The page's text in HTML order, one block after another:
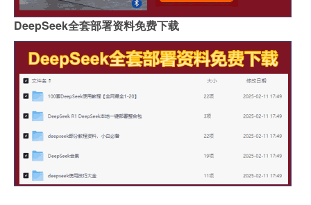
DeepSeek全套部署资料免费下载